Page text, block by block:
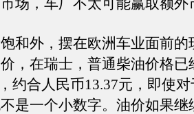
场，车厂不太可能赢取额外
外，摆在欧洲车业面前的
，在瑞士，普通柴油价格已
约合人民币13.37元，即使
是一个小数字。油价如果继